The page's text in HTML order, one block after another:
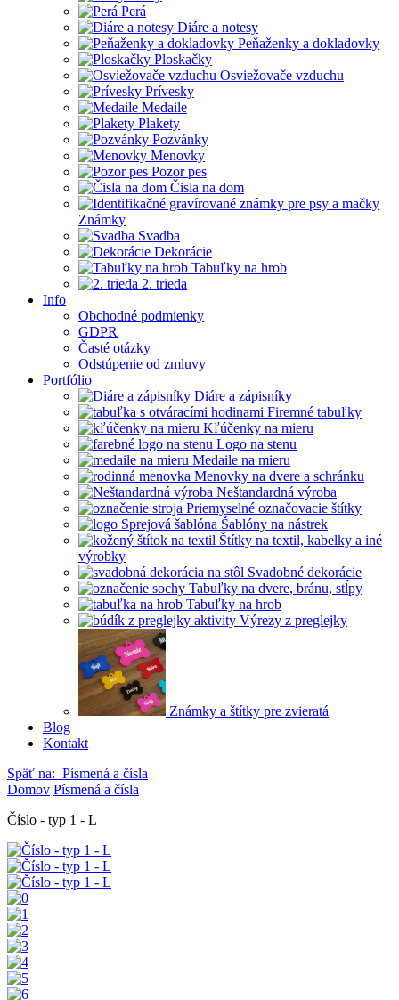
Perá
Diáre a notesy
Peňaženky a dokladovky
Ploskačky
Osviežovače vzduchu
Prívesky
Medaile
Plakety
Pozvánky
Menovky
Pozor pes
Čisla na dom
Známky
Svadba
Dekorácie
Tabuľky na hrob
2. trieda
Info
Obchodné podmienky
GDPR
Časté otázky
Odstúpenie od zmluvy
Portfólio
Diáre a zápisníky
Firemné tabuľky
Kľúčenky na mieru
Logo na stenu
Medaile na mieru
Menovky na dvere a schránku
Neštandardná výroba
Priemyselné označovacie štítky
Šablóny na nástrek
Štítky na textil, kabelky a iné
výrobky
Svadobné dekorácie
Tabuľky na dvere, bránu, stĺpy
Tabuľky na hrob
Výrezy z preglejky
Známky a štítky pre zvieratá
Blog
Kontakt
Späť na: Písmená a čísla
Domov Písmená a čísla
Číslo - typ 1 - L